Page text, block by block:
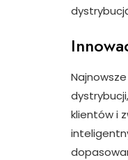
klientów i